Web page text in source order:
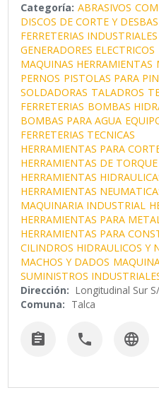
Categoría: ABRASIVOS
DISCOS DE CORTE Y
FERRETERIAS INDUSTRIALES
GENERADORES ELECTRICOS
MAQUINAS HERRAMIENTAS
PERNOS PISTOLAS PARA
SOLDADORAS TALADROS
FERRETERIAS BOMBAS
BOMBAS PARA AGUA
FERRETERIAS TECNICAS
HERRAMIENTAS PARA
HERRAMIENTAS DE TORQUE
HERRAMIENTAS
HERRAMIENTAS
MAQUINARIA INDUSTRIAL
HERRAMIENTAS PARA
HERRAMIENTAS PARA
CILINDROS HIDRAULICOS Y
MACHOS Y DADOS
SUMINISTROS
Dirección: Longitudinal Sur
Comuna: Talca
  